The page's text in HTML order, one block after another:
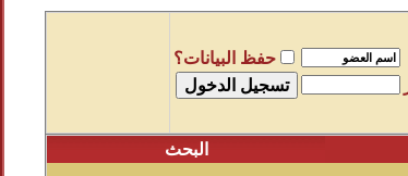
حفظ البيانات؟
البحث